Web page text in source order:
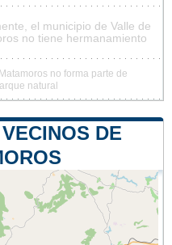
el municipio de Valle de
no tiene hermanamiento
no forma parte de
natural
DE